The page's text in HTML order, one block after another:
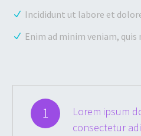
Incididunt ut labore et
Enim ad minim veniam, quis
1
Lorem ipsum
consectetur